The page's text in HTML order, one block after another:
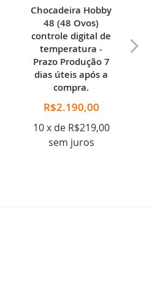
Chocadeira Hobby
48 (48 Ovos)
controle digital de
temperatura -
Prazo Produção 7
dias úteis após a
compra.
R$2.190,00
10 x de R$219,00
sem juros